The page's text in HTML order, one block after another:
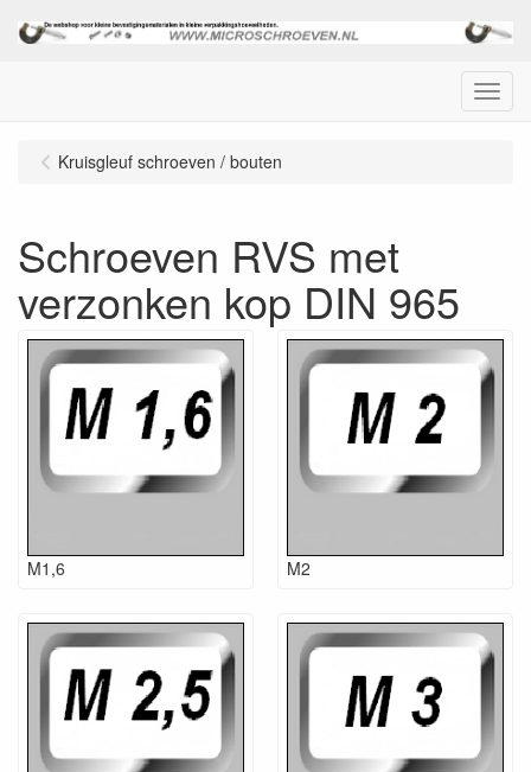
Menu
Kruisgleuf schroeven / bouten
Schroeven RVS met
verzonken kop DIN 965
M1,6 M2